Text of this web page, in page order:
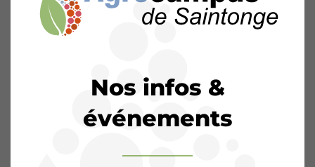
Nos infos &
événements